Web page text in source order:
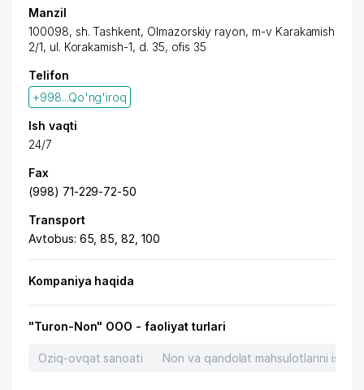
Manzil
100098, sh. Tashkent, Olmazorskiy rayon, m-v Karakamish
2/1, ul. Korakamish-1, d. 35, ofis 35
Telifon
+998...Qo'ng'iroq
Ish vaqti
24/7
Fax
(998) 71-229-72-50
Transport
Avtobus: 65, 85, 82, 100
Kompaniya haqida
"Turon-Non" OOO - faoliyat turlari
Oziq-ovqat sanoati Non va qandolat mahsulotlarini